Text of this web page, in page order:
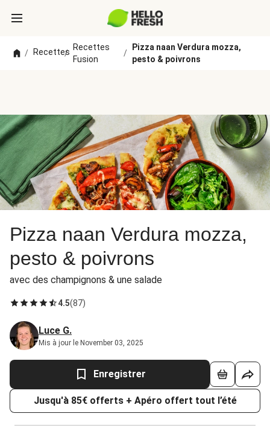
/ Recettes
/
Recettes
Fusion
/
Pizza naan Verdura mozza,
pesto & poivrons
Pizza naan Verdura mozza,
pesto & poivrons
avec des champignons & une salade
4.5(87)
Luce G.
Mis à jour le November 03, 2025
Enregistrer
Jusqu'à 85€ offerts + Apéro offert tout l’été